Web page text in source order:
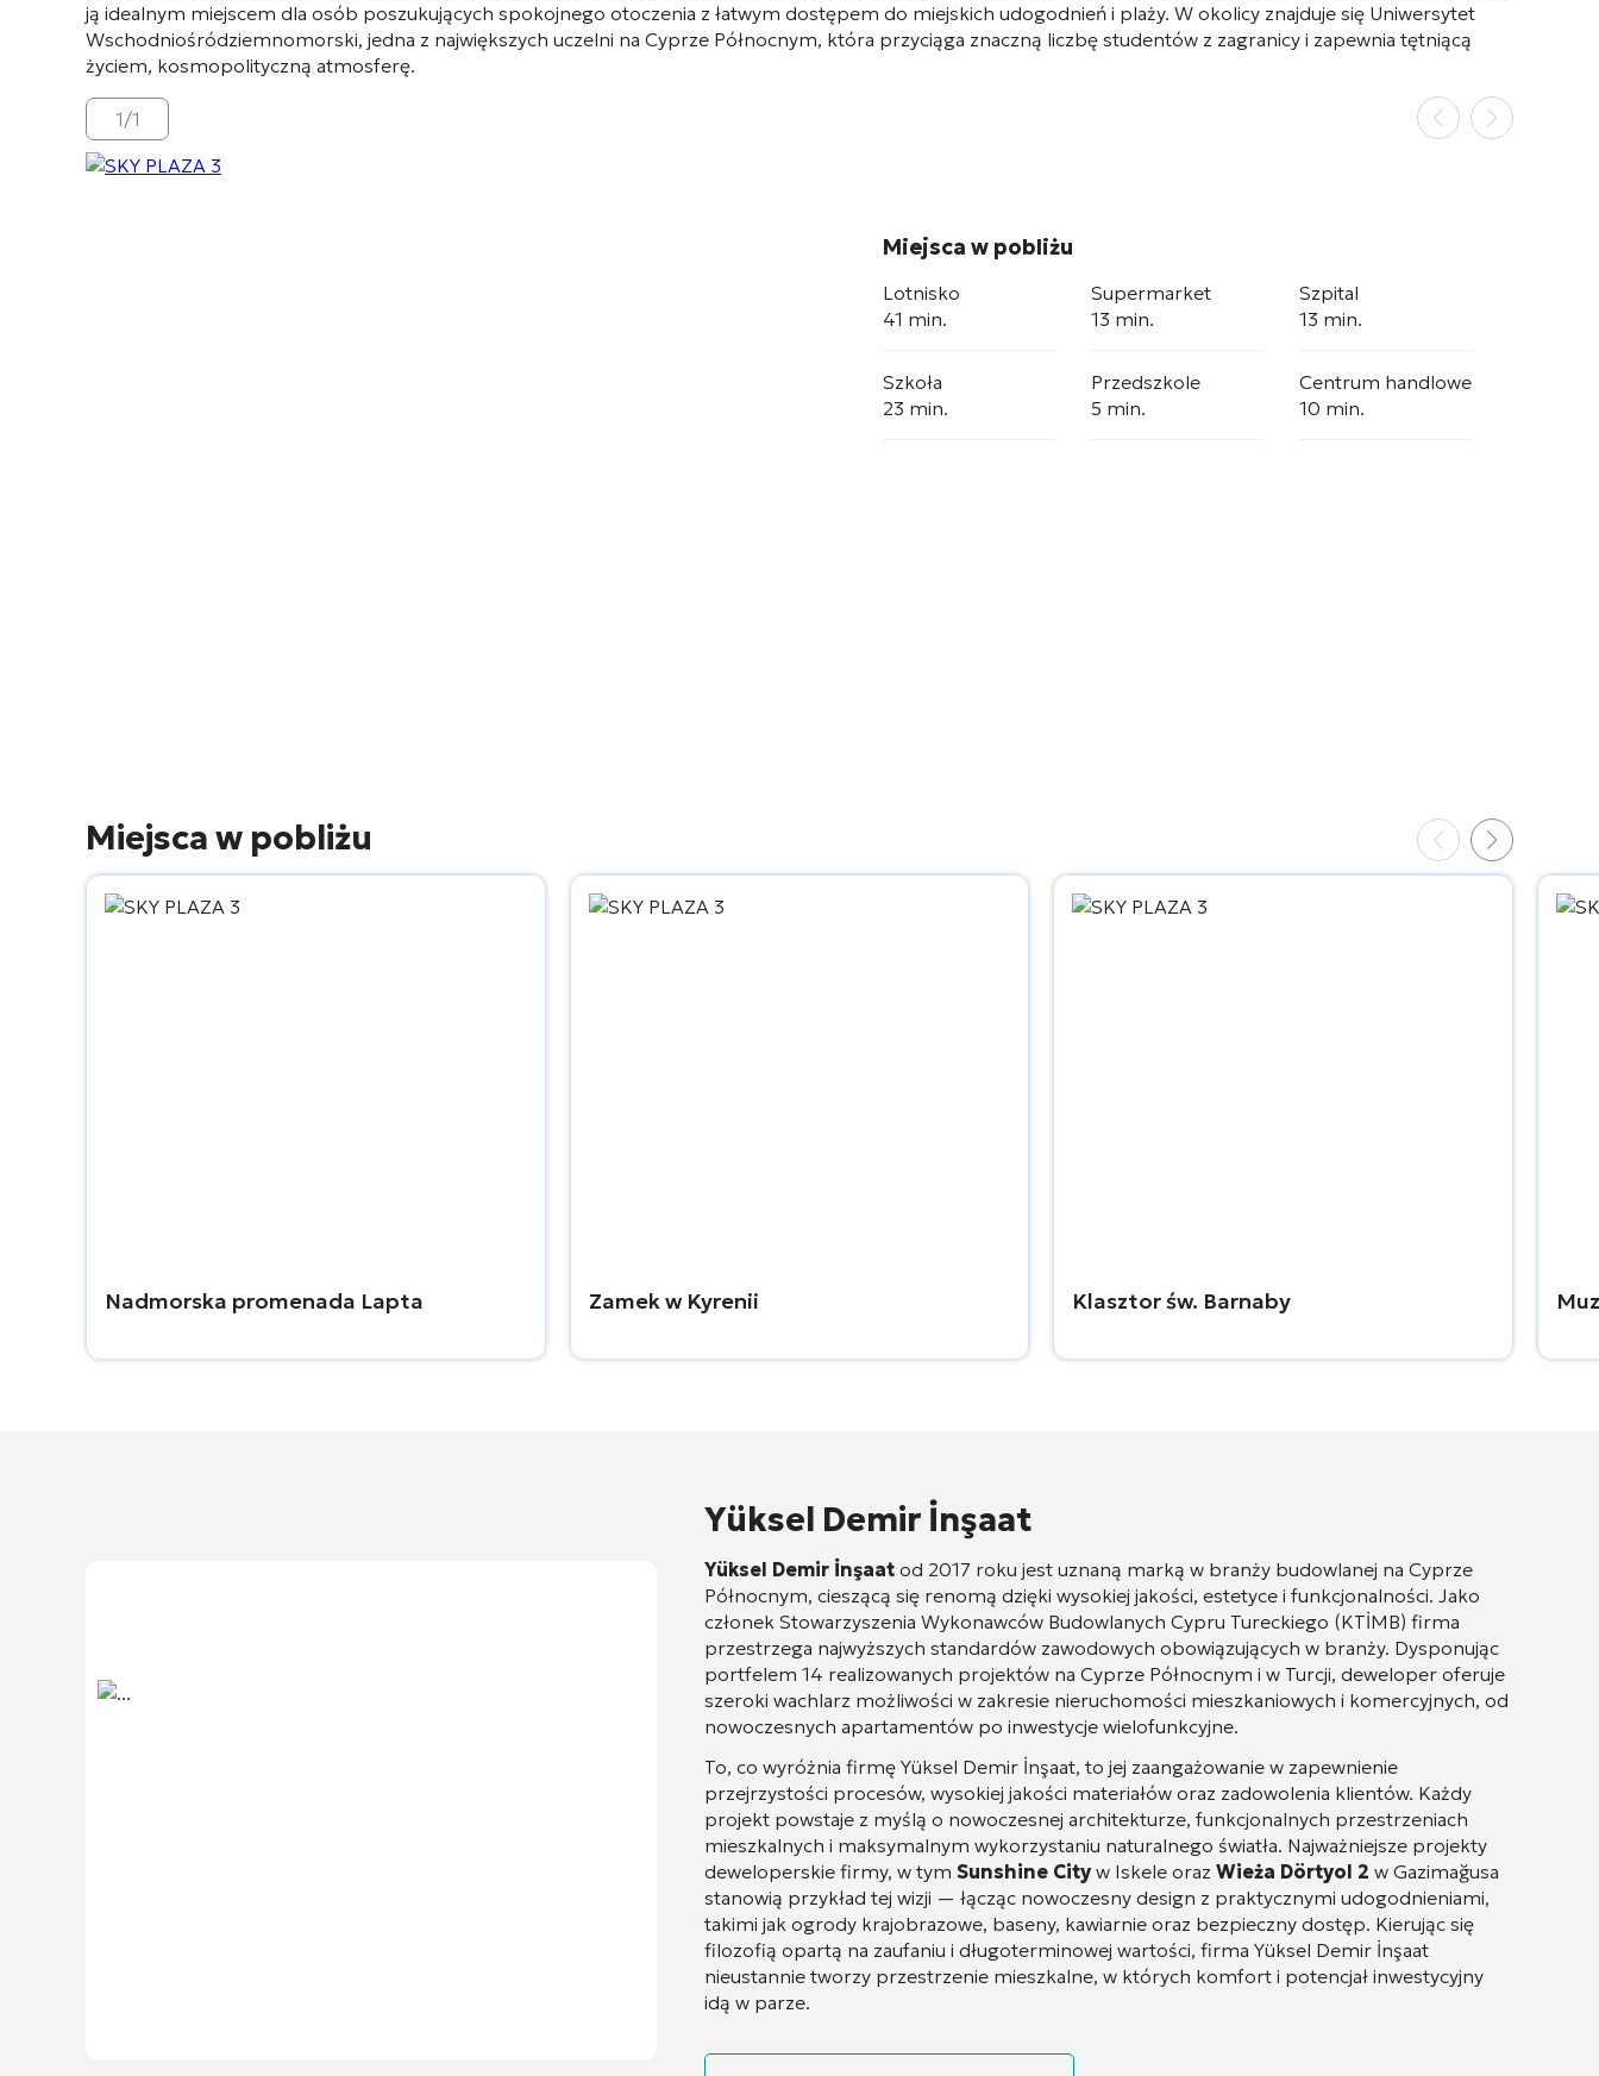
ją idealnym miejscem dla osób poszukujących spokojnego otoczenia z łatwym dostępem do miejskich udogodnień i plaży. W okolicy znajduje się Uniwersytet
Wschodniośródziemnomorski, jedna z największych uczelni na Cyprze Północnym, która przyciąga znaczną liczbę studentów z zagranicy i zapewnia tętniącą
życiem, kosmopolityczną atmosferę.
1/1
Miejsca w pobliżu
Lotnisko
41 min.
Supermarket
13 min.
Szpital
13 min.
Szkoła
23 min.
Przedszkole
5 min.
Centrum handlowe
10 min.
Miejsca w pobliżu
Nadmorska promenada Lapta Zamek w Kyrenii Klasztor św. Barnaby
Yüksel Demir İnşaat
Yüksel Demir İnşaat od 2017 roku jest uznaną marką w branży budowlanej na Cyprze
Północnym, cieszącą się renomą dzięki wysokiej jakości, estetyce i funkcjonalności. Jako
członek Stowarzyszenia Wykonawców Budowlanych Cypru Tureckiego (KTİMB) firma
przestrzega najwyższych standardów zawodowych obowiązujących w branży. Dysponując
portfelem 14 realizowanych projektów na Cyprze Północnym i w Turcji, deweloper oferuje
szeroki wachlarz możliwości w zakresie nieruchomości mieszkaniowych i komercyjnych, od
nowoczesnych apartamentów po inwestycje wielofunkcyjne.
To, co wyróżnia firmę Yüksel Demir İnşaat, to jej zaangażowanie w zapewnienie
przejrzystości procesów, wysokiej jakości materiałów oraz zadowolenia klientów. Każdy
projekt powstaje z myślą o nowoczesnej architekturze, funkcjonalnych przestrzeniach
mieszkalnych i maksymalnym wykorzystaniu naturalnego światła. Najważniejsze projekty
deweloperskie firmy, w tym Sunshine City w Iskele oraz Wieża Dörtyol 2 w Gazimağusa
stanowią przykład tej wizji — łącząc nowoczesny design z praktycznymi udogodnieniami,
takimi jak ogrody krajobrazowe, baseny, kawiarnie oraz bezpieczny dostęp. Kierując się
filozofią opartą na zaufaniu i długoterminowej wartości, firma Yüksel Demir İnşaat
nieustannie tworzy przestrzenie mieszkalne, w których komfort i potencjał inwestycyjny
idą w parze.